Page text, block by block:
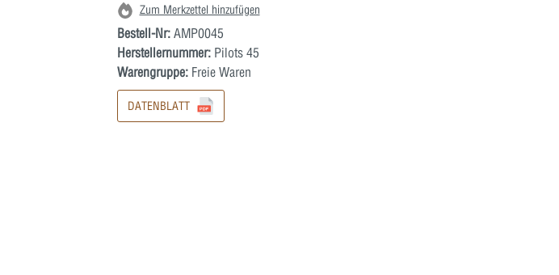
Zum Merkzettel hinzufügen
Bestell-Nr: AMP0045
Herstellernummer: Pilots 45
Warengruppe:Freie Waren
DATENBLATT